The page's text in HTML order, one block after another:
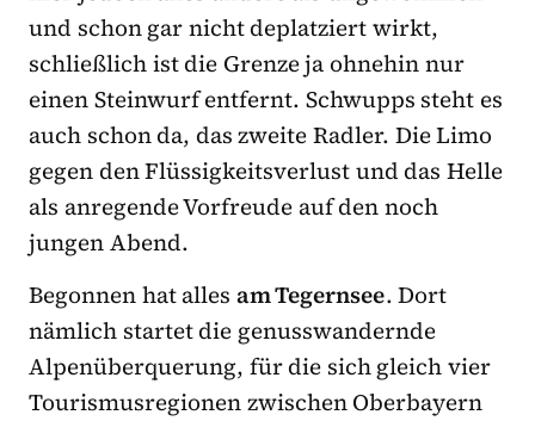
und schon gar nicht deplatziert wirkt,
schließlich ist die Grenze ja ohnehin nur
einen Steinwurf entfernt. Schwupps steht es
auch schon da, das zweite Radler. Die Limo
gegen den Flüssigkeitsverlust und das Helle
als anregende Vorfreude auf den noch
jungen Abend.
Begonnen hat alles am Tegernsee. Dort
nämlich startet die genusswandernde
Alpenüberquerung, für die sich gleich vier
Tourismusregionen zwischen Oberbayern